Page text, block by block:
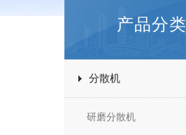
产品分类
分散机
研磨分散机